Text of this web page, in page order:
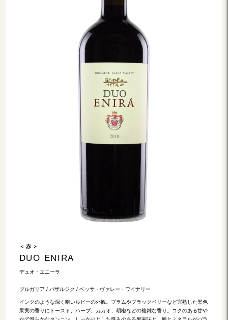
＜ 赤 ＞
DUO ENIRA
デュオ・エニーラ
ブルガリア / パザルジク / ベッサ・ヴァレー・ワイナリー
インクのような深く暗いルビーの外観。プラムやブラックベリーなど完熟した黒色
果実の香りにトースト、ハーブ、カカオ、胡椒などの複雑な香り。コクのある甘や